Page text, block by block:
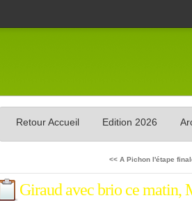
Retour Accueil Edition 2026
<< A Pichon l'étape
Giraud avec brio ce matin,